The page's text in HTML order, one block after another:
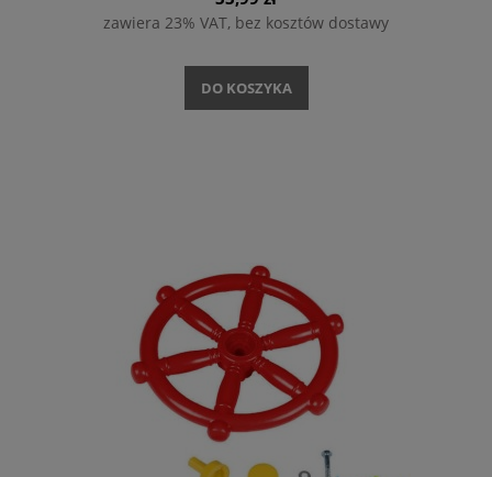
zawiera 23% VAT, bez kosztów dostawy
DO KOSZYKA